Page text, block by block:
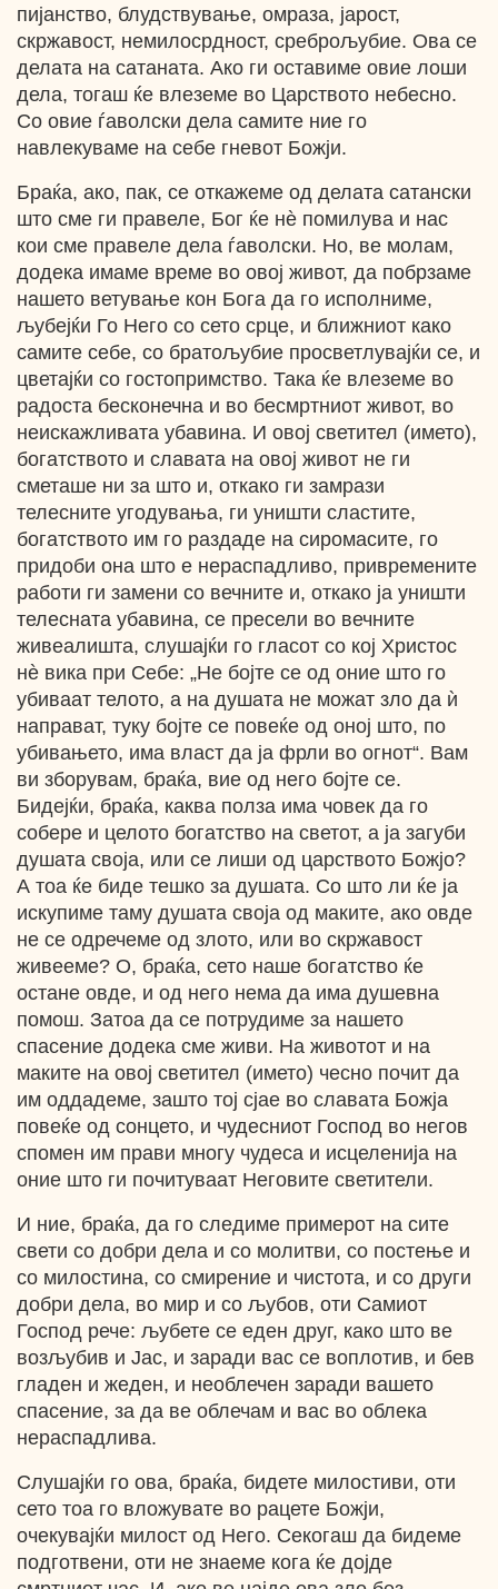
пијанство, блудствување, омраза, јарост,
скржавост, немилосрдност, среброљубие. Ова се
делата на сатаната. Ако ги оставиме овие лоши
дела, тогаш ќе влеземе во Царството небесно.
Со овие ѓаволски дела самите ние го
навлекуваме на себе гневот Божји.
Браќа, ако, пак, се откажеме од делата сатански
што сме ги правеле, Бог ќе нѐ помилува и нас
кои сме правеле дела ѓаволски. Но, ве молам,
додека имаме време во овој живот, да побрзаме
нашето ветување кон Бога да го исполниме,
љубејќи Го Него со сето срце, и ближниот како
самите себе, со братољубие просветлувајќи се, и
цветајќи со гостопримство. Така ќе влеземе во
радоста бесконечна и во бесмртниот живот, во
неискажливата убавина. И овој светител (името),
богатството и славата на овој живот не ги
сметаше ни за што и, откако ги замрази
телесните угодувања, ги уништи сластите,
богатството им го раздаде на сиромасите, го
придоби она што е нераспадливо, привремените
работи ги замени со вечните и, откако ја уништи
телесната убавина, се пресели во вечните
живеалишта, слушајќи го гласот со кој Христос
нѐ вика при Себе: „Не бојте се од оние што го
убиваат телото, а на душата не можат зло да ѝ
направат, туку бојте се повеќе од оној што, по
убивањето, има власт да ја фрли во огнот“. Вам
ви зборувам, браќа, вие од него бојте се.
Бидејќи, браќа, каква полза има човек да го
собере и целото богатство на светот, а ја загуби
душата своја, или се лиши од царството Божјо?
А тоа ќе биде тешко за душата. Со што ли ќе ја
искупиме таму душата своја од маките, ако овде
не се одречеме од злото, или во скржавост
живееме? О, браќа, сето наше богатство ќе
остане овде, и од него нема да има душевна
помош. Затоа да се потрудиме за нашето
спасение додека сме живи. На животот и на
маките на овој светител (името) чесно почит да
им оддадеме, зашто тој сјае во славата Божја
повеќе од сонцето, и чудесниот Господ во негов
спомен им прави многу чудеса и исцеленија на
оние што ги почитуваат Неговите светители.
И ние, браќа, да го следиме примерот на сите
свети со добри дела и со молитви, со постење и
со милостина, со смирение и чистота, и со други
добри дела, во мир и со љубов, оти Самиот
Господ рече: љубете се еден друг, како што ве
возљубив и Јас, и заради вас се воплотив, и бев
гладен и жеден, и необлечен заради вашето
спасение, за да ве облечам и вас во облека
нераспадлива.
Слушајќи го ова, браќа, бидете милостиви, оти
сето тоа го вложувате во рацете Божји,
очекувајќи милост од Него. Секогаш да бидеме
подготвени, оти не знаеме кога ќе дојде